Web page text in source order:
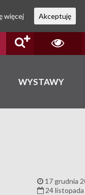
WYSTAWY
17 grudnia
24
więcej Akceptuję